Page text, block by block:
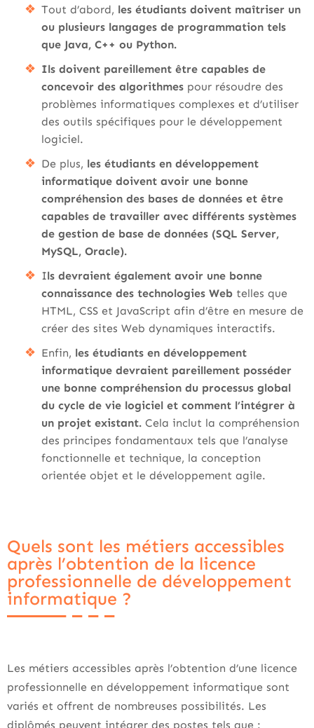
Tout d’abord, les étudiants doivent maîtriser un
ou plusieurs langages de programmation tels
que Java, C++ ou Python.
Ils doivent pareillement être capables de
concevoir des algorithmes pour résoudre des
problèmes informatiques complexes et d’utiliser
des outils spécifiques pour le développement
logiciel.
De plus, les étudiants en développement
informatique doivent avoir une bonne
compréhension des bases de données et être
capables de travailler avec différents systèmes
de gestion de base de données (SQL Server,
MySQL, Oracle).
Ils devraient également avoir une bonne
connaissance des technologies Web telles que
HTML, CSS et JavaScript afin d’être en mesure de
créer des sites Web dynamiques interactifs.
Enfin, les étudiants en développement
informatique devraient pareillement posséder
une bonne compréhension du processus global
du cycle de vie logiciel et comment l’intégrer à
un projet existant. Cela inclut la compréhension
des principes fondamentaux tels que l’analyse
fonctionnelle et technique, la conception
orientée objet et le développement agile.
Quels sont les métiers accessibles
après l’obtention de la licence
professionnelle de développement
informatique ?
Les métiers accessibles après l’obtention d’une licence
professionnelle en développement informatique sont
variés et offrent de nombreuses possibilités. Les
diplômés peuvent intégrer des postes tels que :